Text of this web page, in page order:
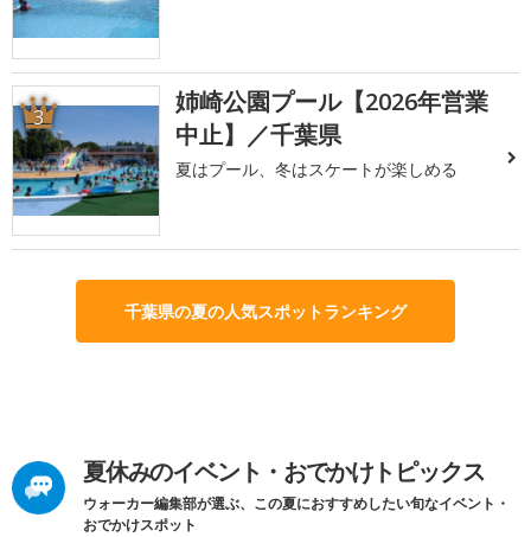
3
姉崎公園プール【2026年営業
中止】／千葉県
夏はプール、冬はスケートが楽しめる
千葉県の夏の人気スポットランキング
夏休みのイベント・おでかけトピックス
ウォーカー編集部が選ぶ、この夏におすすめしたい旬なイベント・
おでかけスポット